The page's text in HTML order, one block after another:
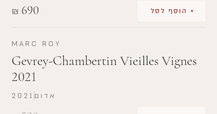
₪ 690 + הוסף לסל
MARC ROY
Gevrey-Chambertin Vieilles Vignes
2021
2021 אדום